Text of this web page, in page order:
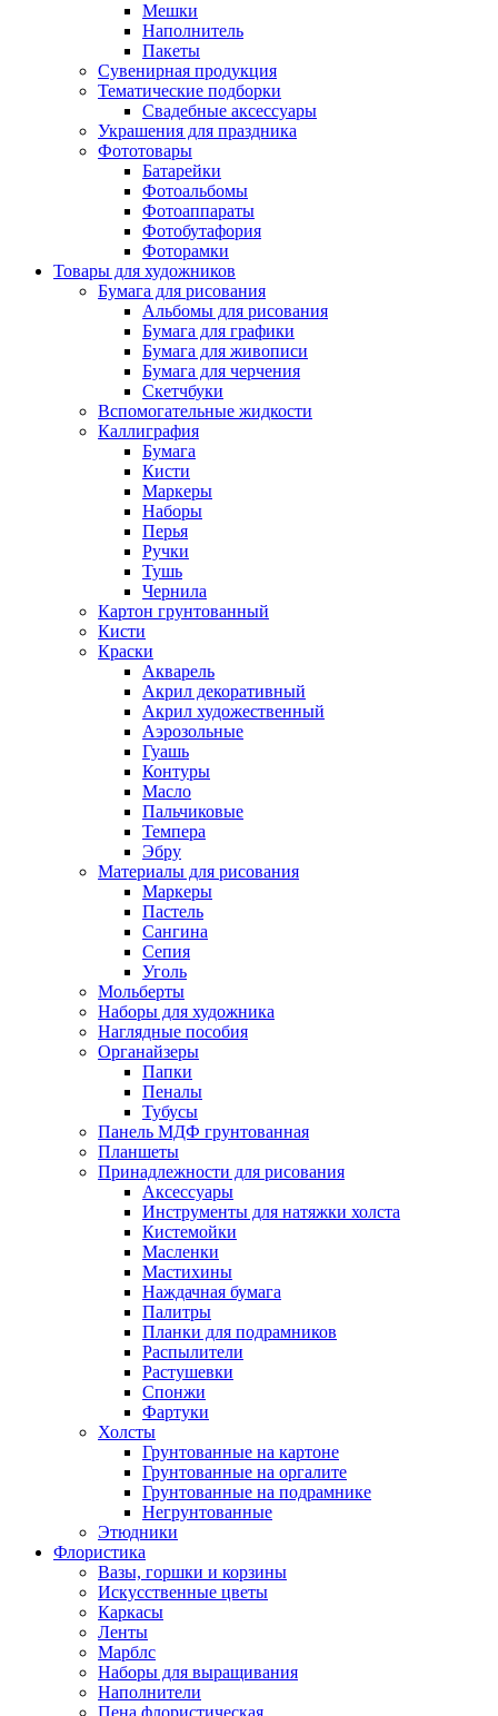
Мешки
Наполнитель
Пакеты
Сувенирная продукция
Тематические подборки
Свадебные аксессуары
Украшения для праздника
Фототовары
Батарейки
Фотоальбомы
Фотоаппараты
Фотобутафория
Фоторамки
Товары для художников
Бумага для рисования
Альбомы для рисования
Бумага для графики
Бумага для живописи
Бумага для черчения
Скетчбуки
Вспомогательные жидкости
Каллиграфия
Бумага
Кисти
Маркеры
Наборы
Перья
Ручки
Тушь
Чернила
Картон грунтованный
Кисти
Краски
Акварель
Акрил декоративный
Акрил художественный
Аэрозольные
Гуашь
Контуры
Масло
Пальчиковые
Темпера
Эбру
Материалы для рисования
Маркеры
Пастель
Сангина
Сепия
Уголь
Мольберты
Наборы для художника
Наглядные пособия
Органайзеры
Папки
Пеналы
Тубусы
Панель МДФ грунтованная
Планшеты
Принадлежности для рисования
Аксессуары
Инструменты для натяжки холста
Кистемойки
Масленки
Мастихины
Наждачная бумага
Палитры
Планки для подрамников
Распылители
Растушевки
Спонжи
Фартуки
Холсты
Грунтованные на картоне
Грунтованные на оргалите
Грунтованные на подрамнике
Негрунтованные
Этюдники
Флористика
Вазы, горшки и корзины
Искусственные цветы
Каркасы
Ленты
Марблс
Наборы для выращивания
Наполнители
Пена флористическая